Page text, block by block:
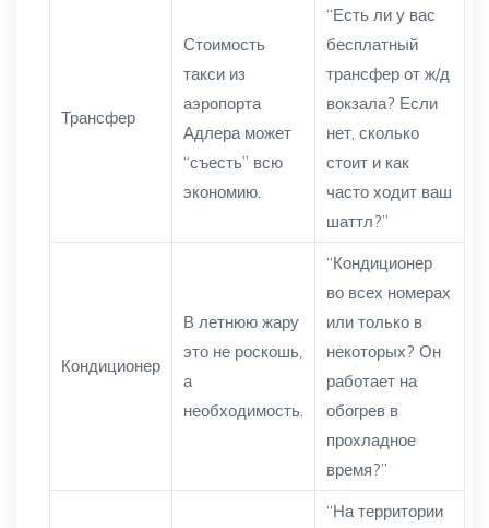
Трансфер
Стоимость
такси из
аэропорта
Адлера может
“съесть” всю
экономию.
“Есть ли у вас
бесплатный
трансфер от ж/д
вокзала? Если
нет, сколько
стоит и как
часто ходит ваш
шаттл?”
Кондиционер
В летнюю жару
это не роскошь,
а
необходимость.
“Кондиционер
во всех номерах
или только в
некоторых? Он
работает на
обогрев в
прохладное
время?”
“На территории